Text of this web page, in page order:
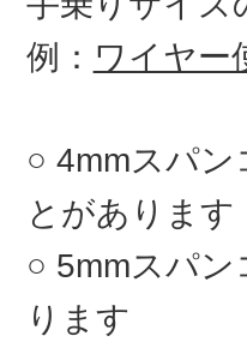
例： ワイヤー
4mmスパン
とがあります
5mmスパン
ります